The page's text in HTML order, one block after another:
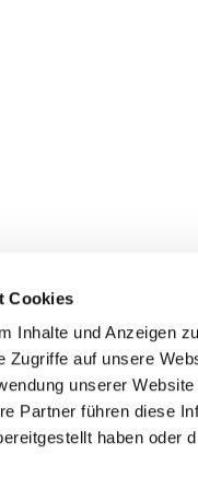
Cookies
Inhalte und Anzeigen
Zugriffe auf unsere
unserer
Partner führen diese
haben oder
St. Maria